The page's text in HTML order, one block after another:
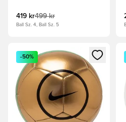
419 kr499 kr
Ball Sz. 4, Ball Sz. 5
Öppnar en Modal för att logga
-50%